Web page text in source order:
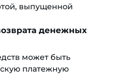
выпущенной
денежных
может быть
платежную